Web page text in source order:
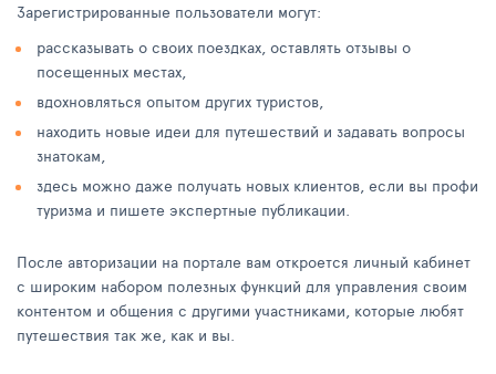
Зарегистрированные пользователи могут:
рассказывать о своих поездках, оставлять отзывы о
посещенных местах,
вдохновляться опытом других туристов,
находить новые идеи для путешествий и задавать вопросы
знатокам,
здесь можно даже получать новых клиентов, если вы профи
туризма и пишете экспертные публикации.
После авторизации на портале вам откроется личный кабинет
с широким набором полезных функций для управления своим
контентом и общения с другими участниками, которые любят
путешествия так же, как и вы.